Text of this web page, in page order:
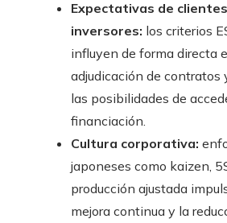
Expectativas de
inversores: los criterios
influyen de forma directa
adjudicación de contratos
las posibilidades de
financiación.
Cultura corporativa:
japoneses como kaizen,
producción ajustada
mejora continua y la